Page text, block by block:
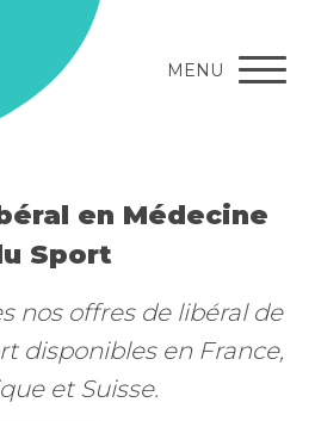
MENU
en Médecine
Sport
nos offres de libéral de
disponibles en France,
et Suisse.